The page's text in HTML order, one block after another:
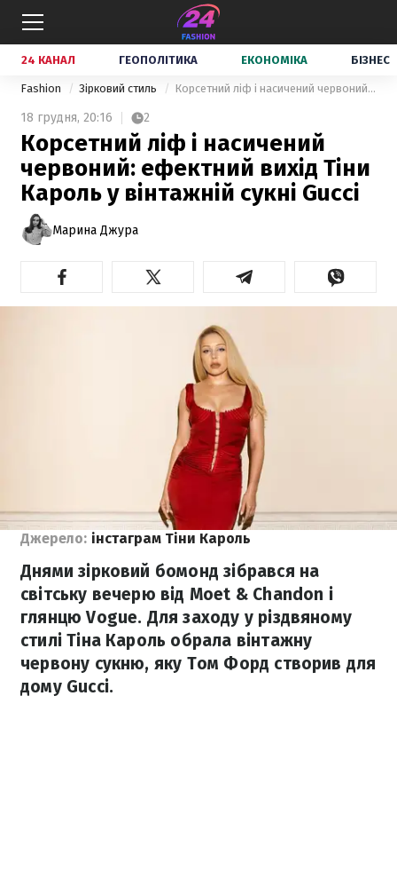
24 КАНАЛ ГЕОПОЛІТИКА ЕКОНОМІКА БІЗНЕС
Fashion Зірковий стиль Корсетний ліф і насичений червоний: ефектний вихід Тіни Кароль у вінтажній сукні Gucci
18 грудня, 20:16 2
Корсетний ліф і насичений
червоний: ефектний вихід Тіни
Кароль у вінтажній сукні Gucci
Марина Джура
Джерело: інстаграм Тіни Кароль
Днями зірковий бомонд зібрався на
світську вечерю від Moet & Chandon і
глянцю Vogue. Для заходу у різдвяному
стилі Тіна Кароль обрала вінтажну
червону сукню, яку Том Форд створив для
дому Gucci.